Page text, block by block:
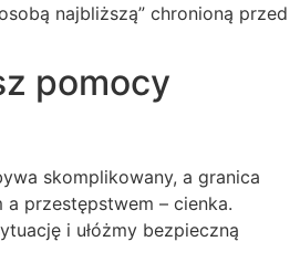
najbliższą” chronioną przed
pomocy
skomplikowany, a granica
przestępstwem – cienka.
i ułóżmy bezpieczną